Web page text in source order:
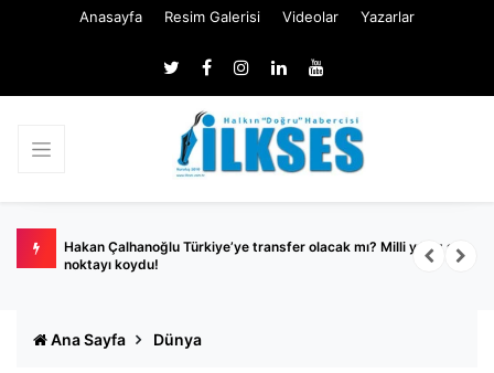
Anasayfa Resim Galerisi Videolar Yazarlar
Hakan Çalhanoğlu Türkiye’ye transfer olacak mı? Milli yıldız son
noktayı koydu!
Ana Sayfa Dünya